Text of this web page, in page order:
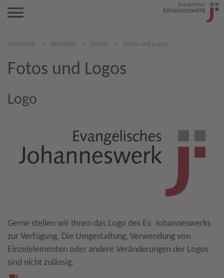
Startseite > Aktuelles > Presse > Fotos und Logos
Fotos und Logos
Logo
Gerne stellen wir Ihnen das Logo des Ev. Johanneswerks
zur Verfügung. Die Umgestaltung, Verwendung von
Einzelelementen oder andere Veränderungen der Logos
sind nicht zulässig.